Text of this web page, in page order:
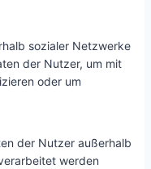
sozialer Netzwerke
der Nutzer, um mit
oder um
der Nutzer außerhalb
werden